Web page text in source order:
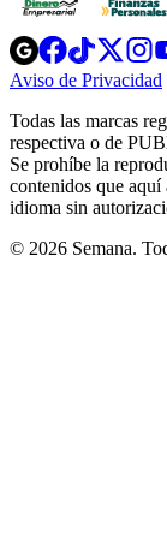
Opens
in
new
Opens
in
new
in
new
Aviso de Privacidad
Todas las marcas
respectiva o de
Se prohíbe la
contenidos que aquí
idioma sin
© 2026 Semana.